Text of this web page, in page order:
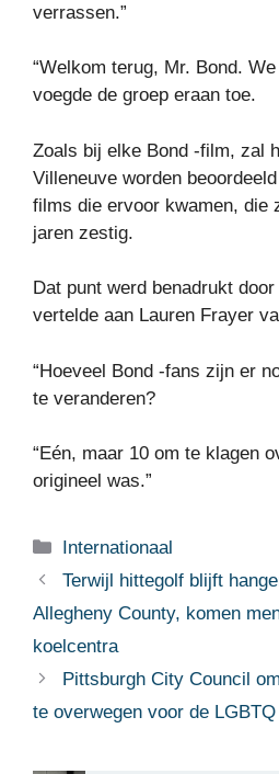
verrassen.”
“Welkom terug, Mr. Bond.
voegde de groep eraan toe.
Zoals bij elke Bond -film, zal
Villeneuve worden
films die ervoor kwamen, die
jaren zestig.
Dat punt werd benadrukt
vertelde aan Lauren Frayer
“Hoeveel Bond -fans zijn er
te veranderen?
“Eén, maar 10 om te klagen
origineel was.”
Categorieën
Internationaal
Terwijl hittegolf blijft
Allegheny County, komen
koelcentra
Pittsburgh City Council
te overwegen voor de